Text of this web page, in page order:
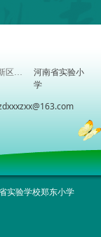
实验学校郑东小学
河南省实验小
学
郑东新区教体局